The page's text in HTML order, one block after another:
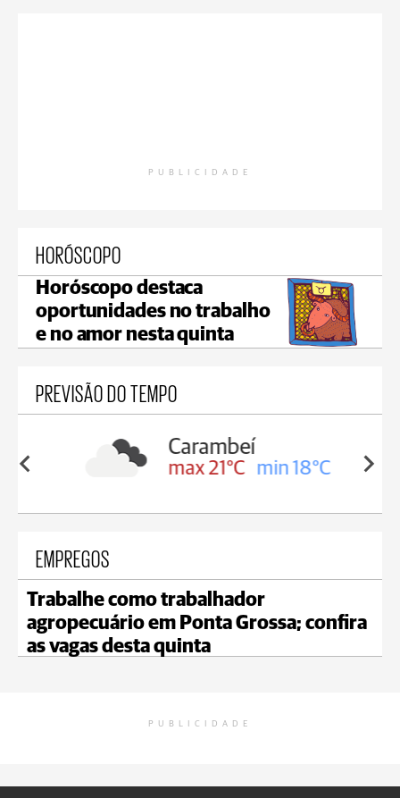
PUBLICIDADE
HORÓSCOPO
Horóscopo destaca
oportunidades no trabalho
e no amor nesta quinta
PREVISÃO DO TEMPO
19°C
Carambeí
max 21°C min 18°C
EMPREGOS
Trabalhe como trabalhador
agropecuário em Ponta Grossa; confira
as vagas desta quinta
PUBLICIDADE